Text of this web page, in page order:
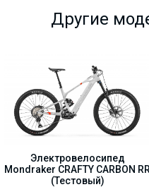
Другие
Электровелосипед
Mondraker CRAFTY CARBON RR
(Тестовый)